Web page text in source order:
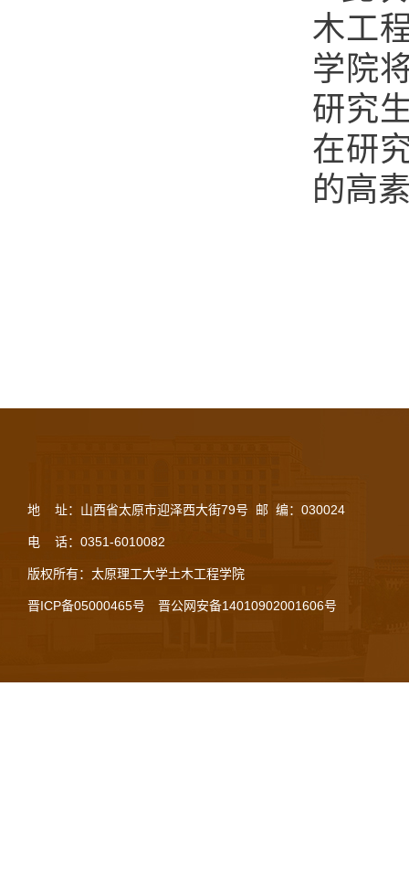
木工
学院
研究
在研
的高
地 址：山西省太原市迎泽西大街79号 邮 编：030024
电 话：0351-6010082
版权所有：太原理工大学土木工程学院
晋ICP备05000465号 晋公网安备14010902001606号